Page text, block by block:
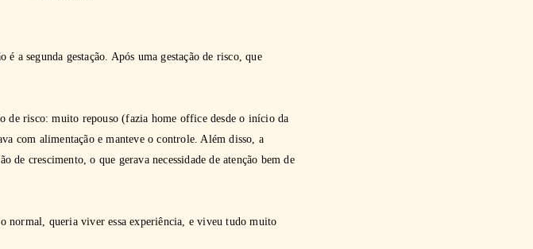
a segunda gestação. Após uma gestação de risco, que
de risco: muito repouso (fazia home office desde o início da
com alimentação e manteve o controle. Além disso, a
de crescimento, o que gerava necessidade de atenção bem de
normal, queria viver essa experiência, e viveu tudo muito